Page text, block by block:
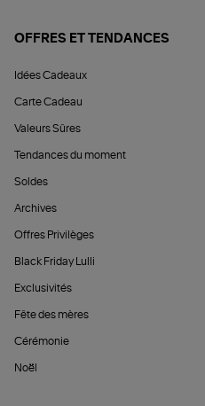
OFFRES ET TENDANCES
Idées Cadeaux
Carte Cadeau
Valeurs Sûres
Tendances du moment
Soldes
Archives
Offres Privilèges
Black Friday Lulli
Exclusivités
Fête des mères
Cérémonie
Noël